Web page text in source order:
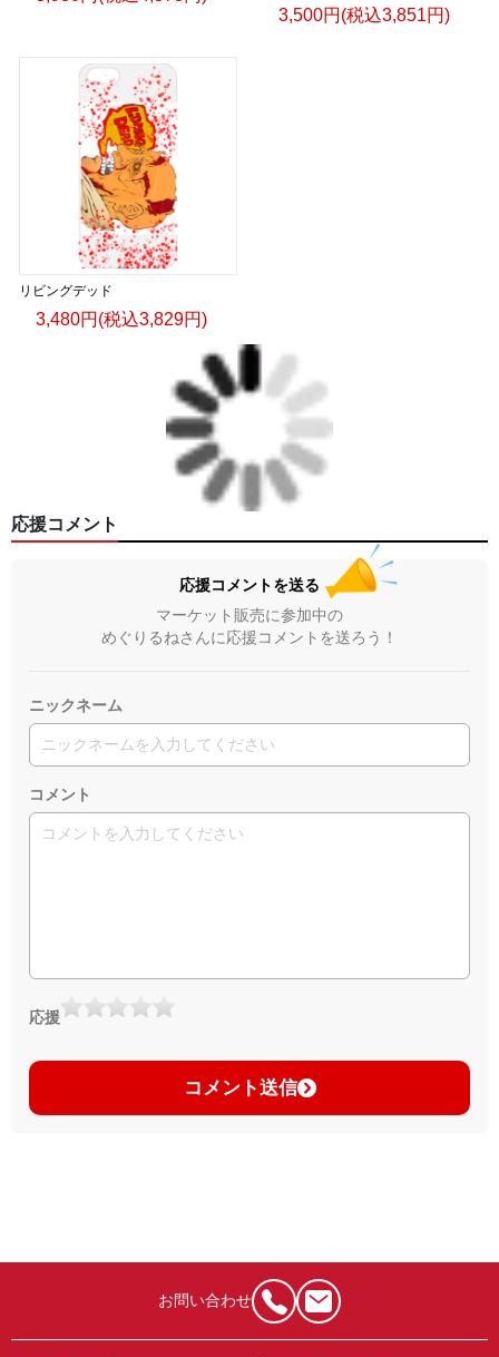
3,500円(税込3,851円)
リビングデッド
3,480円(税込3,829円)
応援コメント
応援コメントを送る
マーケット販売に参加中の
めぐりるねさんに応援コメントを送ろう！
ニックネーム
コメント
応援
コメント送信
お問い合わせ